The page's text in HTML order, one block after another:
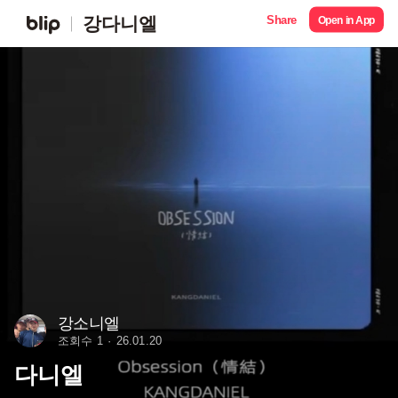
강다니엘 Share Open in App
강소니엘
조회수 1 26.01.20
다니엘